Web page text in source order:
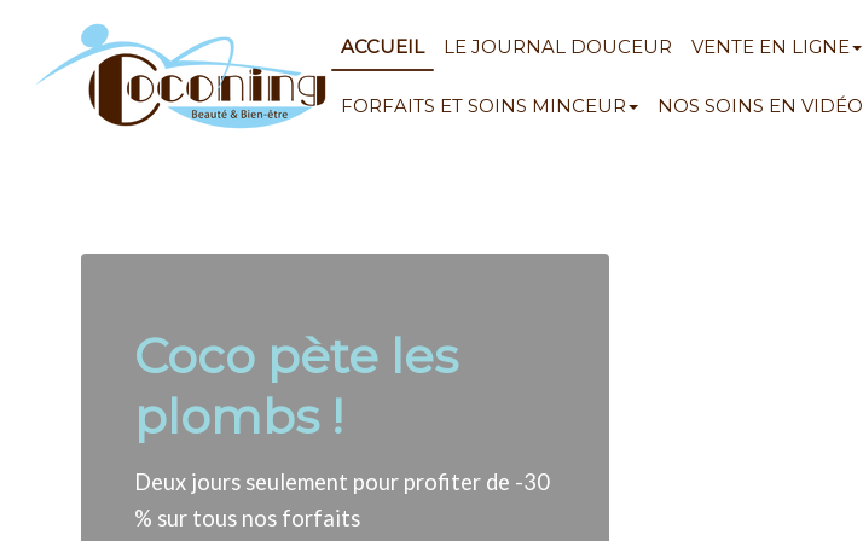
Coco pète les
plombs !
Deux jours seulement pour profiter de -30
% sur tous nos forfaits
ACCUEIL LE JOURNAL DOUCEUR VENTE EN LIGNE
FORFAITS ET SOINS MINCEUR NOS SOINS EN VIDÉO